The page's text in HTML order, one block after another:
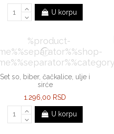
U korpu
Set so, biber, čačkalice, ulje i
sirće
1.296,00 RSD
U korpu